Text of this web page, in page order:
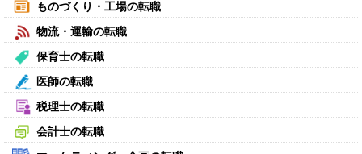
ものづくり・工場の転職
物流・運輸の転職
保育士の転職
医師の転職
税理士の転職
会計士の転職